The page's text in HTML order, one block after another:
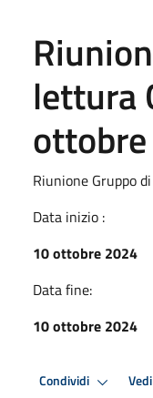
lettura
Riunione Gruppo
Data inizio :
10 ottobre 2024
Data fine:
10 ottobre 2024
Condividi